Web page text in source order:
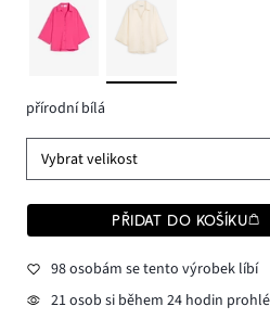
přírodní bílá
Vybrat velikost
PŘIDAT DO KOŠÍKU
98 osobám se tento výrobek líbí
21 osob si během 24 hodin